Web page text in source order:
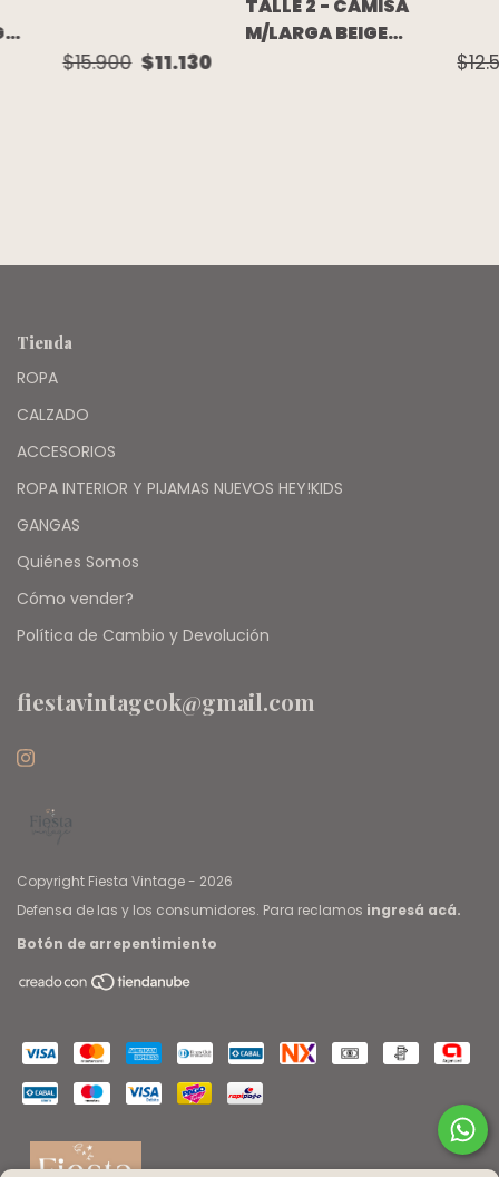
$15.900 $11.130
TALLE 2 - CAMISA
M/LARGA BEIGE
Tienda
ROPA
CALZADO
ACCESORIOS
ROPA INTERIOR Y PIJAMAS NUEVOS HEY!KIDS
GANGAS
Quiénes Somos
Cómo vender?
Política de Cambio y Devolución
fiestavintageok@gmail.com
Copyright Fiesta Vintage - 2026
Defensa de las y los consumidores. Para reclamos ingresá acá.
Botón de arrepentimiento